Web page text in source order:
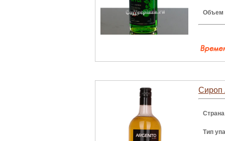
Объем
Сироп
Тип